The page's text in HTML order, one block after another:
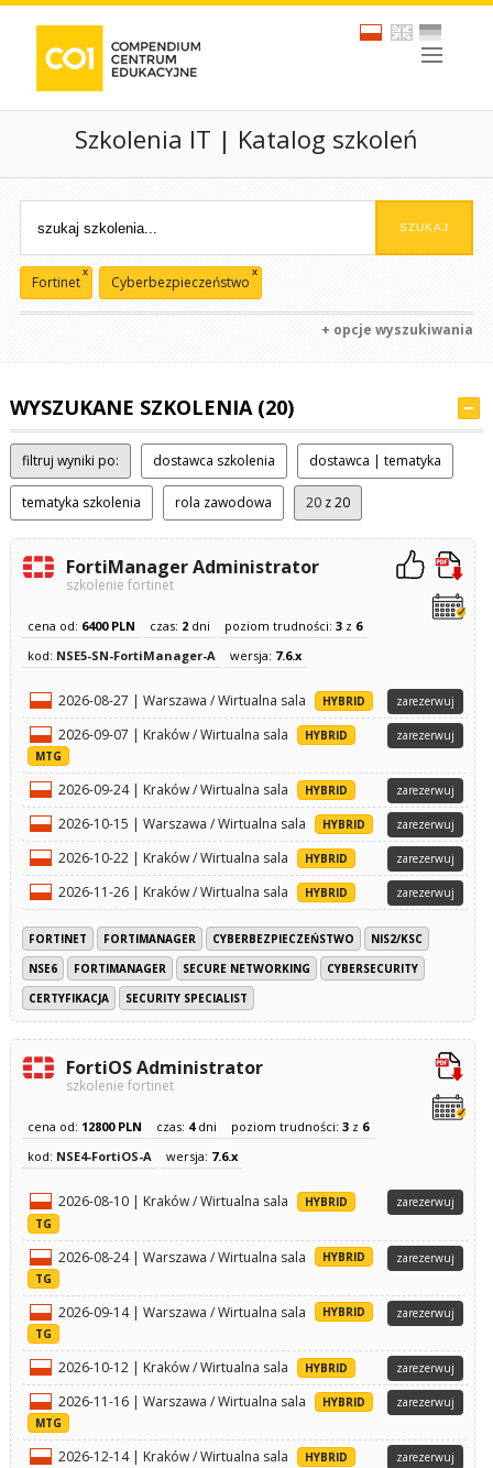
Szkolenia IT | Katalog szkoleń
Fortinet
x
Cyberbezpieczeństwo
x
+ opcje wyszukiwania
WYSZUKANE SZKOLENIA (20)
filtruj wyniki po: dostawca szkolenia dostawca | tematyka
tematyka szkolenia rola zawodowa 20z 20
FortiManager Administrator
szkolenie fortinet
cena od: 6400 PLN czas: 2dni poziom trudności: 3z 6
kod: NSE5-SN-FortiManager-A wersja: 7.6.x
2026-08-27 | Warszawa / Wirtualna sala HYBRID zarezerwuj
2026-09-07 | Kraków / Wirtualna sala
HYBRID
MTG
zarezerwuj
2026-09-24 | Kraków / Wirtualna sala HYBRID zarezerwuj
2026-10-15 | Warszawa / Wirtualna sala HYBRID zarezerwuj
2026-10-22 | Kraków / Wirtualna sala HYBRID zarezerwuj
2026-11-26 | Kraków / Wirtualna sala HYBRID zarezerwuj
FORTINET FORTIMANAGER CYBERBEZPIECZEŃSTWO
NIS2/KSC
NSE6
FORTIMANAGER SECURE NETWORKING
CYBERSECURITY
CERTYFIKACJA
SECURITY SPECIALIST
FortiOS Administrator
szkolenie fortinet
cena od: 12800 PLN czas: 4dni poziom trudności: 3z 6
kod: NSE4-FortiOS-A wersja: 7.6.x
2026-08-10 | Kraków / Wirtualna sala
HYBRID
TG
zarezerwuj
2026-08-24 | Warszawa / Wirtualna sala
HYBRID
TG
zarezerwuj
2026-09-14 | Warszawa / Wirtualna sala
HYBRID
TG
zarezerwuj
2026-10-12 | Kraków / Wirtualna sala HYBRID zarezerwuj
2026-11-16 | Warszawa / Wirtualna sala
HYBRID
MTG
zarezerwuj
2026-12-14 | Kraków / Wirtualna sala HYBRID zarezerwuj